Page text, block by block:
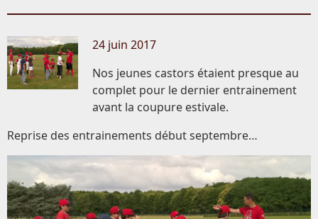
24 juin 2017
Nos jeunes castors étaient presque au
complet pour le dernier entrainement
avant la coupure estivale.
Reprise des entrainements début septembre…